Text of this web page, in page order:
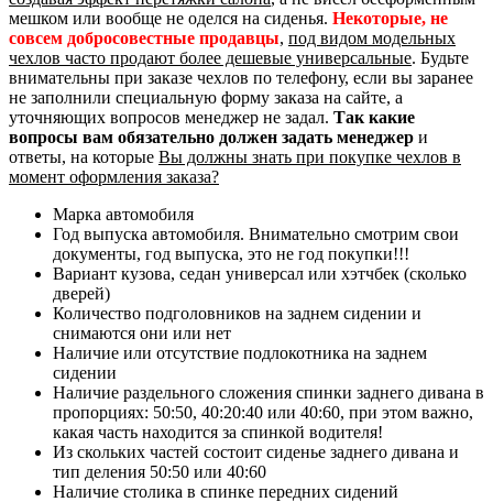
мешком или вообще не оделся на сиденья. Некоторые, не
совсем добросовестные продавцы, под видом модельных
чехлов часто продают более дешевые универсальные. Будьте
внимательны при заказе чехлов по телефону, если вы заранее
не заполнили специальную форму заказа на сайте, а
уточняющих вопросов менеджер не задал. Так какие
вопросы вам обязательно должен задать менеджер и
ответы, на которые Вы должны знать при покупке чехлов в
момент оформления заказа?
Марка автомобиля
Год выпуска автомобиля. Внимательно смотрим свои
документы, год выпуска, это не год покупки!!!
Вариант кузова, седан универсал или хэтчбек (сколько
дверей)
Количество подголовников на заднем сидении и
снимаются они или нет
Наличие или отсутствие подлокотника на заднем
сидении
Наличие раздельного сложения спинки заднего дивана в
пропорциях: 50:50, 40:20:40 или 40:60, при этом важно,
какая часть находится за спинкой водителя!
Из скольких частей состоит сиденье заднего дивана и
тип деления 50:50 или 40:60
Наличие столика в спинке передних сидений